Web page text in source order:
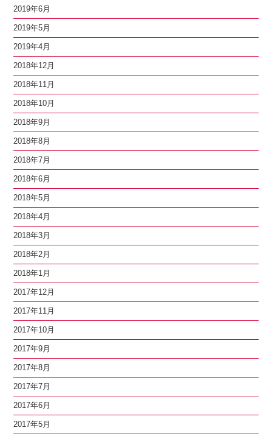
2019年6月
2019年5月
2019年4月
2018年12月
2018年11月
2018年10月
2018年9月
2018年8月
2018年7月
2018年6月
2018年5月
2018年4月
2018年3月
2018年2月
2018年1月
2017年12月
2017年11月
2017年10月
2017年9月
2017年8月
2017年7月
2017年6月
2017年5月